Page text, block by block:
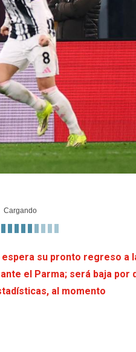
su pronto regreso a
el Parma; será baja por
al momento